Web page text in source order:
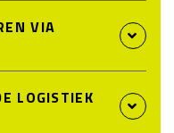
VIA
LOGISTIEK